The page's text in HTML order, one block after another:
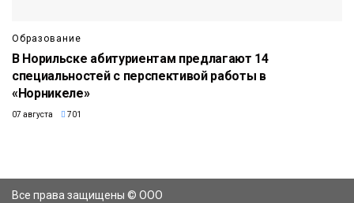
Образование
В Норильске абитуриентам предлагают 14
специальностей с перспективой работы в
«Норникеле»
07 августа 701
Все права защищены © ООО